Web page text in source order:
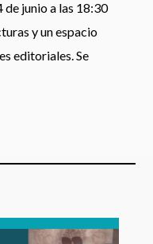
de junio a las 18:30
y un espacio
editoriales. Se